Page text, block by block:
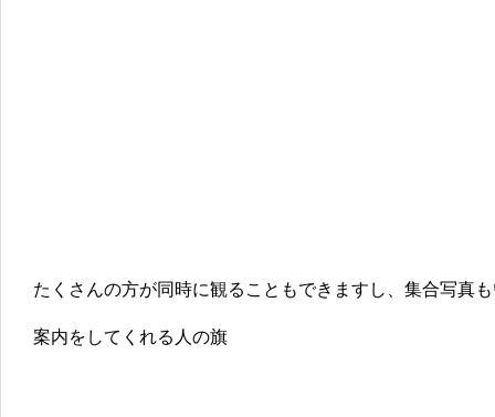
たくさんの方が同時に観ることもできますし、集合写真
案内をしてくれる人の旗